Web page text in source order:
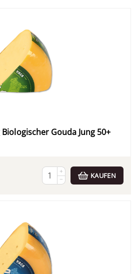
Gouda Jung 50+
+
−
KAUFEN